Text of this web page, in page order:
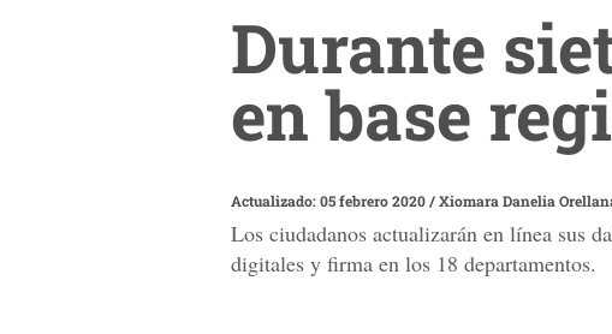
Durante
en base
Actualizado: 05 febrero 2020/Xiomara Danelia
Los ciudadanos actualizarán en línea sus
digitales y firma en los 18 departamentos.